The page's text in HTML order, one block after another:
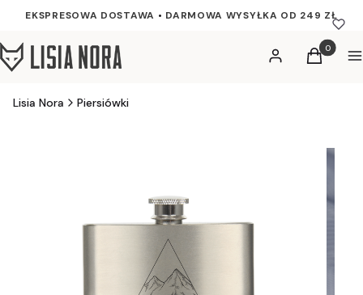
EKSPRESOWA DOSTAWA • DARMOWA WYSYŁKA OD 249 ZŁ
Zaloguj sięProdukty
Koszyk
Lisia Nora Piersiówki